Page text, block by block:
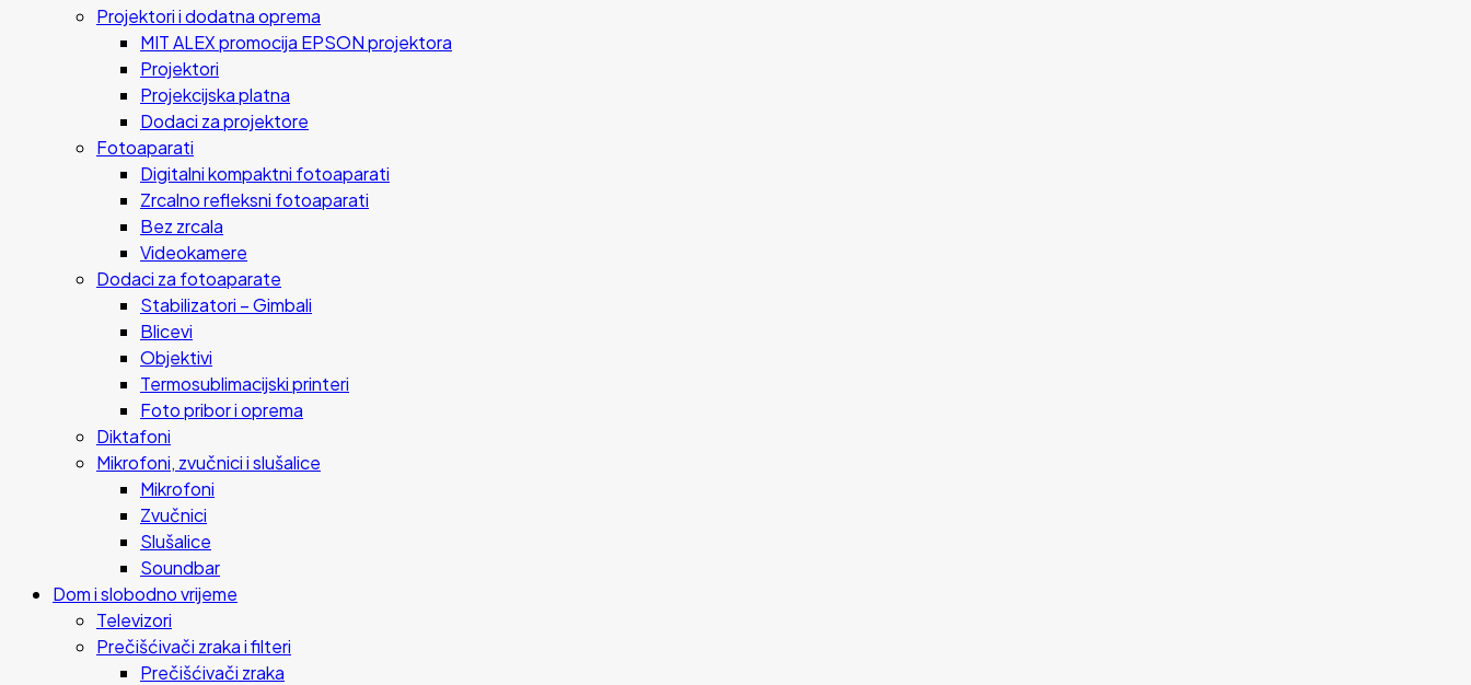
Projektori i dodatna oprema
MIT ALEX promocija EPSON projektora
Projektori
Projekcijska platna
Dodaci za projektore
Fotoaparati
Digitalni kompaktni fotoaparati
Zrcalno refleksni fotoaparati
Bez zrcala
Videokamere
Dodaci za fotoaparate
Stabilizatori – Gimbali
Blicevi
Objektivi
Termosublimacijski printeri
Foto pribor i oprema
Diktafoni
Mikrofoni, zvučnici i slušalice
Mikrofoni
Zvučnici
Slušalice
Soundbar
Dom i slobodno vrijeme
Televizori
Prečišćivači zraka i filteri
Prečišćivači zraka